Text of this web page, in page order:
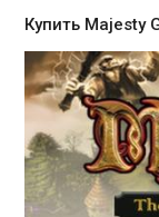
Купить Majesty